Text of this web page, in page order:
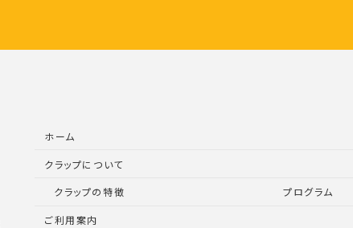
ホーム
クラップについて
クラップの特徴 プログラム
ご利用案内